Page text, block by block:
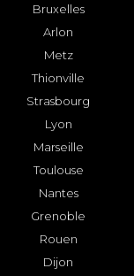
Bruxelles
Arlon
Metz
Thionville
Strasbourg
Lyon
Marseille
Toulouse
Nantes
Grenoble
Rouen
Dijon